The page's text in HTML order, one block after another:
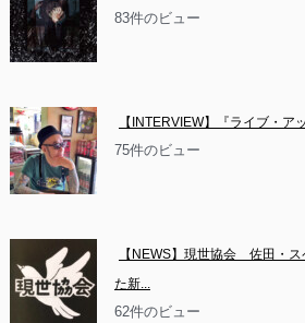
83件のビュー
【INTERVIEW】『ライブ・
75件のビュー
【NEWS】現世協会　佐田・
た新...
62件のビュー